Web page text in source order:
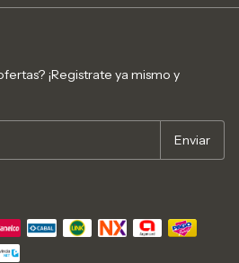
¡Registrate ya mismo y